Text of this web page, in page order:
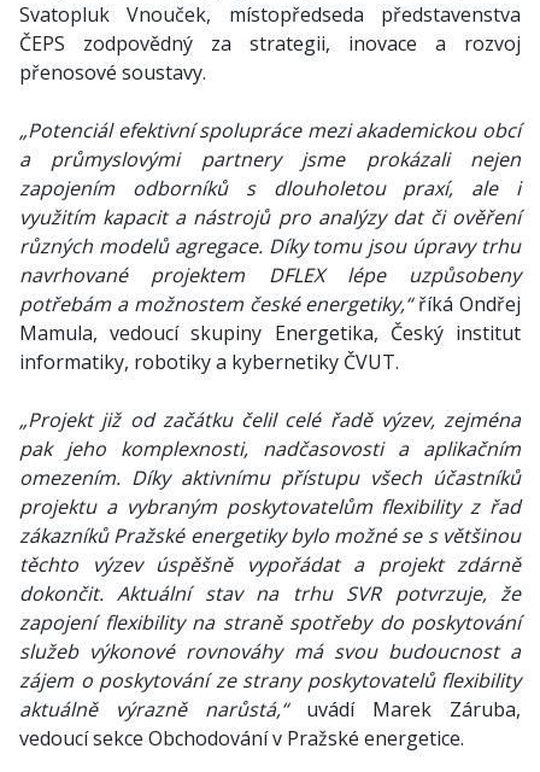
Svatopluk Vnouček, místopředseda představenstva
ČEPS zodpovědný za strategii, inovace a rozvoj
přenosové soustavy.
„Potenciál efektivní spolupráce mezi akademickou obcí
a průmyslovými partnery jsme prokázali nejen
zapojením odborníků s dlouholetou praxí, ale i
využitím kapacit a nástrojů pro analýzy dat či ověření
různých modelů agregace. Díky tomu jsou úpravy trhu
navrhované projektem DFLEX lépe uzpůsobeny
potřebám a možnostem české energetiky,“říká Ondřej
Mamula, vedoucí skupiny Energetika, Český institut
informatiky, robotiky a kybernetiky ČVUT.
„Projekt již od začátku čelil celé řadě výzev, zejména
pak jeho komplexnosti, nadčasovosti a aplikačním
omezením. Díky aktivnímu přístupu všech účastníků
projektu a vybraným poskytovatelům flexibility z řad
zákazníků Pražské energetiky bylo možné se s většinou
těchto výzev úspěšně vypořádat a projekt zdárně
dokončit. Aktuální stav na trhu SVR potvrzuje, že
zapojení flexibility na straně spotřeby do poskytování
služeb výkonové rovnováhy má svou budoucnost a
zájem o poskytování ze strany poskytovatelů flexibility
aktuálně výrazně narůstá,“ uvádí Marek Záruba,
vedoucí sekce Obchodování v Pražské energetice.